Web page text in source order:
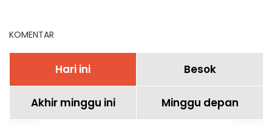
KOMENTAR
Hari ini Besok
Akhir minggu ini Minggu depan